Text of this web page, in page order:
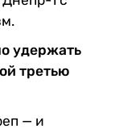
удержать
третью
— и